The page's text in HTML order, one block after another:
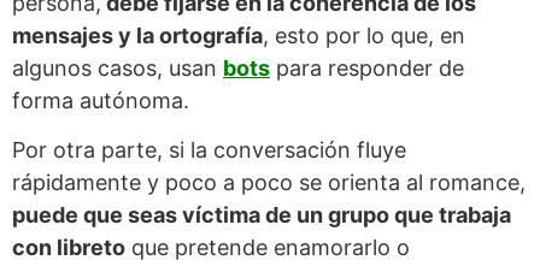
mensajes y la ortografía, esto por lo que, en
algunos casos, usan bots para responder de
forma autónoma.
Por otra parte, si la conversación fluye
rápidamente y poco a poco se orienta al romance,
puede que seas víctima de un grupo que trabaja
con libreto que pretende enamorarlo o